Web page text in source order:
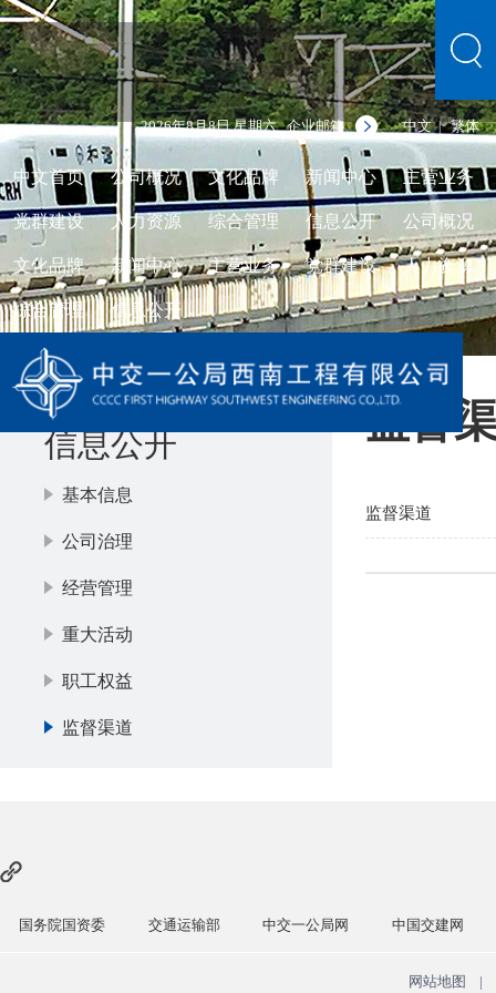
2026年8月8日 星期六企业邮箱 中文 | 繁体
中文首页 公司概况 文化品牌 新闻中心 主营业务
党群建设 人力资源 综合管理 信息公开 公司概况
文化品牌 新闻中心 主营业务 党群建设 人力资源
综合管理 信息公开
信息公开
基本信息
公司治理
经营管理
重大活动
职工权益
监督渠道
监督
监督渠道
国务院国资委 交通运输部 中交一公局网 中国交建网
网站地图 |